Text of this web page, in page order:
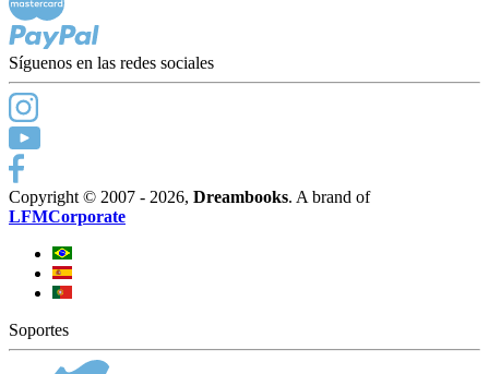
Síguenos en las redes sociales
Copyright © 2007 - 2026, Dreambooks. A brand of
LFMCorporate
Soportes